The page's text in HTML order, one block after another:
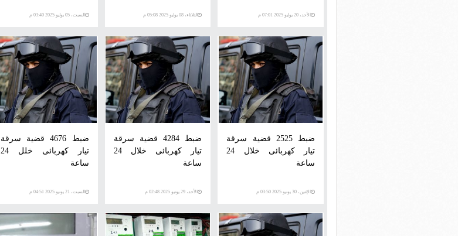
الأحد، 20 يوليو 2025 07:01 م الثلاثاء، 08 يوليو 2025 05:08 م السبت، 05 يوليو 2025 03:40 م
ضبط 2525 قضية سرقة
تيار كهربائى خلال 24
ساعة
الإثنين، 30 يونيو 2025 03:50 م
ضبط 4284 قضية سرقة
تيار كهربائى خلال 24
ساعة
الأحد، 29 يونيو 2025 02:48 م
ضبط 4676 قضية سرقة
تيار كهربائى خلل 24
ساعة
السبت، 21 يونيو 2025 04:51 م